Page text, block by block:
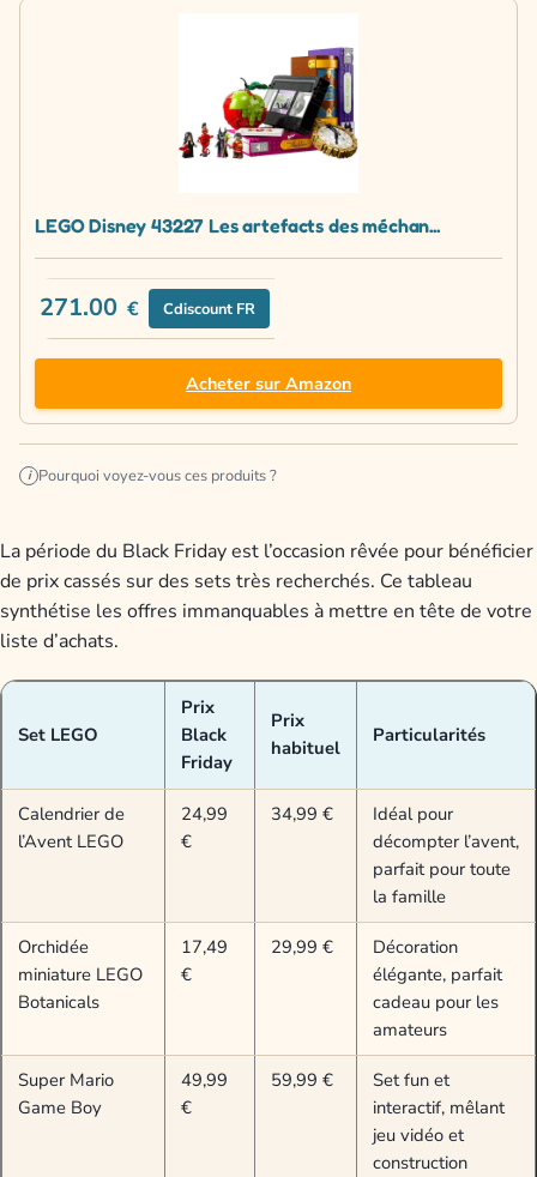
LEGO Disney 43227 Les artefacts des méchan...
271.00 € Cdiscount FR
Acheter sur Amazon
i Pourquoi voyez-vous ces produits ?
La période du Black Friday est l’occasion rêvée pour bénéficier
de prix cassés sur des sets très recherchés. Ce tableau
synthétise les offres immanquables à mettre en tête de votre
liste d’achats.
Set LEGO
Prix
Black
Friday
Prix
habituel
Particularités
Calendrier de
l’Avent LEGO
24,99
€
34,99 €
Idéal pour
décompter l’avent,
parfait pour toute
la famille
Orchidée
miniature LEGO
Botanicals
17,49
€
29,99 €
Décoration
élégante, parfait
cadeau pour les
amateurs
Super Mario
Game Boy
49,99
€
59,99 €
Set fun et
interactif, mêlant
jeu vidéo et
construction